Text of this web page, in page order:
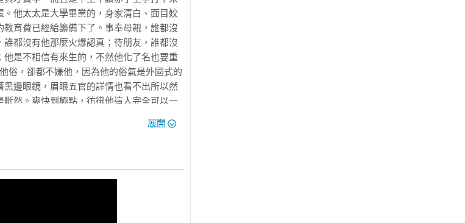
他太太是大學畢業的，身家清白、面目姣
育費已經給籌備下了。事奉母親，誰都沒
都沒有他那麼火爆認真；待朋友，誰都沒
是不相信有來生的，不然他化了名也要重
俗，卻都不嫌他，因為他的俗氣是外國式的
邊眼鏡，眉眼五官的詳情也看不出所以然
然。爽快到極點，彷彿他這人完全可以一
窗的窗口，實在是很難得的一個自由的
展開